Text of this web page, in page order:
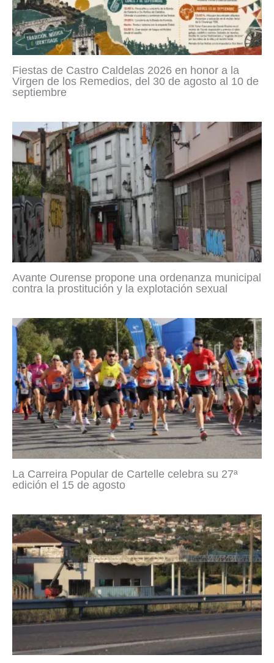
Fiestas de Castro Caldelas 2026 en honor a la
Virgen de los Remedios, del 30 de agosto al 10 de
septiembre
Avante Ourense propone una ordenanza municipal
contra la prostitución y la explotación sexual
La Carreira Popular de Cartelle celebra su 27ª
edición el 15 de agosto